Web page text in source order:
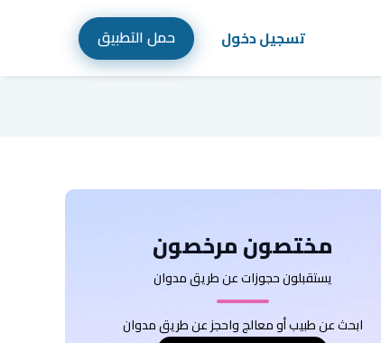
تسجيل دخول حمل التطبيق
مختصون مرخصون
يستقبلون حجوزات عن طريق مدوان
ابحث عن طبيب أو معالج واحجز عن طريق مدوان